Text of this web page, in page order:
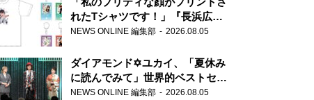
れたTシャツです！」『長浜広奈
天下無双』初の番組グッズ発売
NEWS ONLINE 編集部 2026.08.05
ダイアモンド✡ユカイ、「夏休み
に読んでみて」世界的ベストセラ
ー『アナスタシア』を紹介
NEWS ONLINE 編集部 2026.08.05